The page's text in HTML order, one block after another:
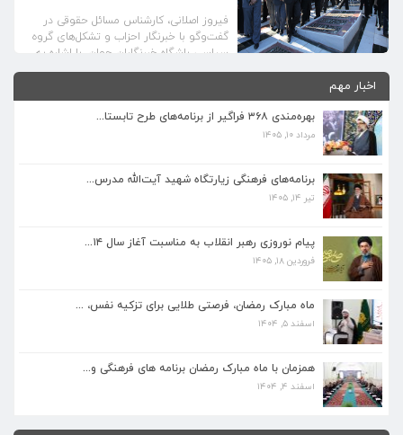
فیروز اصلانی، کارشناس مسائل حقوقی در
گفت‌و‌گو با خبرنگار احزاب و تشکل‌های گروه
سیاسی باشگاه خبرنگاران جوان، با اشاره به
ریاست حجت الاسلام سید ابراهیم رئیسی بر
قضاییه بخواهد اقدامی اقدام مهمی انجام
شود، باید بیش از هرچیز مبتنی بر فرمایشات
اخبار مهم
بهره‌مندی ۳۶۸ فراگیر از برنامه‌های طرح تابستا...
مرداد ۱۰, ۱۴۰۵
برنامه‌های فرهنگی زیارتگاه شهید آیت‌الله مدرس...
تیر ۱۴, ۱۴۰۵
پیام نوروزی رهبر انقلاب به مناسبت آغاز سال ۱۴...
فروردین ۱۸, ۱۴۰۵
ماه مبارک رمضان، فرصتی طلایی برای تزکیه نفس، ...
اسفند ۵, ۱۴۰۴
همزمان با ماه مبارک رمضان برنامه های فرهنگی و...
اسفند ۴, ۱۴۰۴
برنامه‌های فرهنگی زیارتگاه شهید آیت‌الله مدرس...
پیام نوروزی رهبر انقلاب به مناسبت آغاز سال ۱۴...
ماه مبارک رمضان، فرصتی طلایی برای تزکیه نفس، ...
همزمان با ماه مبارک رمضان برنامه های فرهنگی و...
اسفند ۴, ۱۴۰۴
بهره‌مندی ۳۶۸ فراگیر از برنامه‌های طرح تابستا...
مرداد ۱۰, ۱۴۰۵